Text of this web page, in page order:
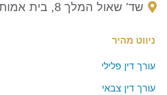
שד' שאול המלך 8, בית אמות משפט, תל-אביב
ניווט מהיר
עורך דין פלילי
עורך דין צבאי